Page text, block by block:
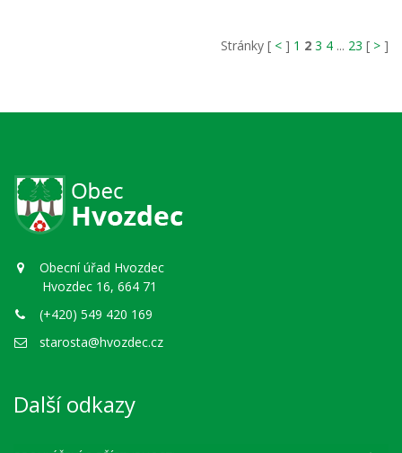
Stránky [ < ] 1 2 3 4 ... 23 [ > ]
Obecní úřad Hvozdec
Hvozdec 16, 664 71
(+420) 549 420 169
starosta@hvozdec.cz
Další odkazy